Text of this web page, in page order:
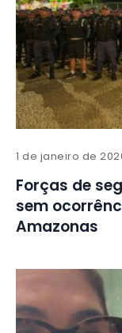
1 de janeiro de
Forças de
sem
Amazonas